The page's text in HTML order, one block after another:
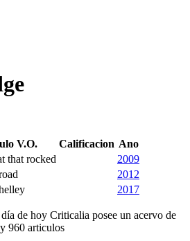
V.O. Calificacion Ano
that rocked
2009
2012
2017
de hoy Criticalia posee un acervo de
960 articulos